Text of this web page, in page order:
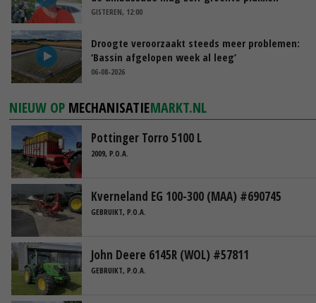
GISTEREN, 12:00
Droogte veroorzaakt steeds meer problemen:
‘Bassin afgelopen week al leeg’
06-08-2026
NIEUW OP MECHANISATIEMARKT.NL
Pottinger Torro 5100 L
2009, P.O.A.
Kverneland EG 100-300 (MAA) #690745
GEBRUIKT, P.O.A.
John Deere 6145R (WOL) #57811
GEBRUIKT, P.O.A.